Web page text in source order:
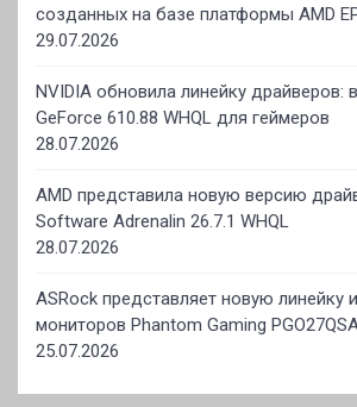
созданных на базе платформы AMD
29.07.2026
NVIDIA обновила линейку драйверов:
GeForce 610.88 WHQL для геймеров
28.07.2026
AMD представила новую версию
Software Adrenalin 26.7.1 WHQL
28.07.2026
ASRock представляет новую линейку
мониторов Phantom Gaming
25.07.2026